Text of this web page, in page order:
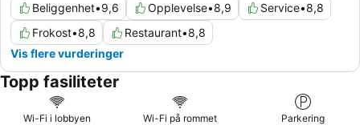
Beliggenhet•9,6 Opplevelse•8,9 Service•8,8
Frokost•8,8 Restaurant•8,8
Vis flere vurderinger
Topp fasiliteter
Wi-Fi i lobbyen Wi-Fi på rommet Parkering